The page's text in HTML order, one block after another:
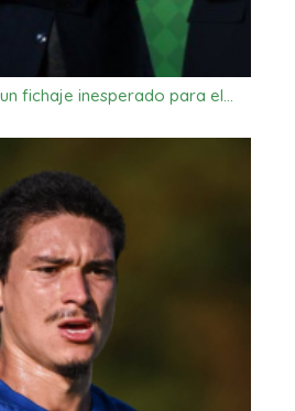
fichaje inesperado para el…